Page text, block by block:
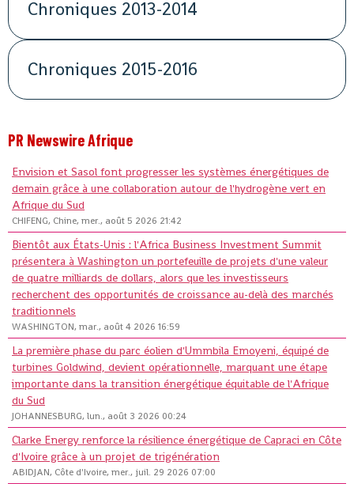
Chroniques 2013-2014
Chroniques 2015-2016
PR Newswire Afrique
Envision et Sasol font progresser les systèmes énergétiques de
demain grâce à une collaboration autour de l'hydrogène vert en
Afrique du Sud
CHIFENG, Chine, mer., août 5 2026 21:42
Bientôt aux États-Unis : l'Africa Business Investment Summit
présentera à Washington un portefeuille de projets d'une valeur
de quatre milliards de dollars, alors que les investisseurs
recherchent des opportunités de croissance au-delà des marchés
traditionnels
WASHINGTON, mar., août 4 2026 16:59
La première phase du parc éolien d'Ummbila Emoyeni, équipé de
turbines Goldwind, devient opérationnelle, marquant une étape
importante dans la transition énergétique équitable de l'Afrique
du Sud
JOHANNESBURG, lun., août 3 2026 00:24
Clarke Energy renforce la résilience énergétique de Capraci en Côte
d'Ivoire grâce à un projet de trigénération
ABIDJAN, Côte d'Ivoire, mer., juil. 29 2026 07:00